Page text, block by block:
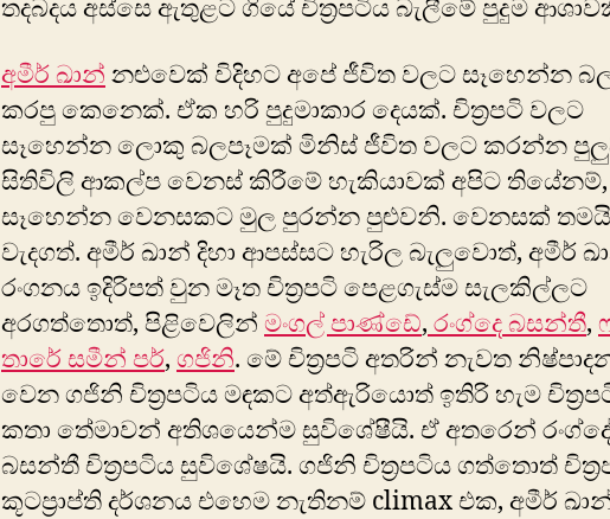
තදබදය අස්සෙ ඇතුළට ගියේ චිත්‍රපටිය බැලීමේ පුදුම
අමීර් ඛාන් නළුවෙක් විදිහට අපේ ජීවිත වලට සෑහෙන්න
කරපු කෙනෙක්. ඒක හරි පුදුමාකාර දෙයක්. චිත්‍රපටි වලට
සෑහෙන්න ‍ලොකු බලපෑමක් මිනිස් ජීවිත වලට කරන්න
සිතිවිලි ආකල්ප වෙනස් කිරීමේ හැකියාවක් අපිට තියේනම්,
සෑහෙන්න වෙනසකට මුල පුරන්න පුළුවනි. වෙනසක් තමයි
වැදගත්. අමීර් ඛාන් දිහා ආපස්සට හැරිල බැලුවොත්, අමීර්
රංගනය ඉදිරිපත් වුන මෑත චිත්‍රපටි පෙළගැස්ම සැලකිල්ලට
අරගත්තොත්, පිළිවෙලින් මංගල් පාණ්ඩේ, ‍රංග්දෙ බසන්තී,
තාරේ සමීන් පර්, ගජිනි. මේ චිත්‍රපටි අතරින් නැවත
වෙන ගජිනි චිත්‍රපටිය මඳකට අත්ඇරියොත් ඉතිරි හැම
කතා තේමාවන් අති‍ශයෙන්ම සුවිශේෂීයි. ඒ අතරෙන්
බසන්තී චිත්‍රපටිය සුවිශේෂයි. ගජිනි චිත්‍රපටිය ගත්තොත්
කූටප්‍රාප්ති දර්ශනය එහෙම නැතිනම් climax එක, අමීර්